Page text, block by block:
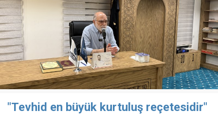
"Tevhid en büyük kurtuluş reçetesidir"